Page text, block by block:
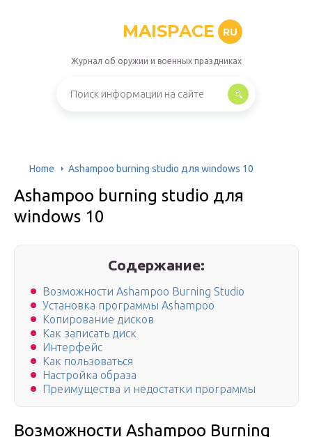
MAISPACE RU
Журнал об оружии и военных праздниках
Home Ashampoo burning studio для windows 10
Ashampoo burning studio для
windows 10
Содержание:
Возможности Ashampoo Burning Studio
Установка программы Ashampoo
Копирование дисков
Как записать диск
Интерфейс
Как пользоваться
Настройка образа
Преимущества и недостатки программы
Возможности Ashampoo Burning